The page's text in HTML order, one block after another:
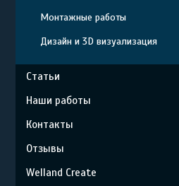
Монтажные работы
Дизайн и 3D визуализация
Статьи
Наши работы
Контакты
Отзывы
Welland Create